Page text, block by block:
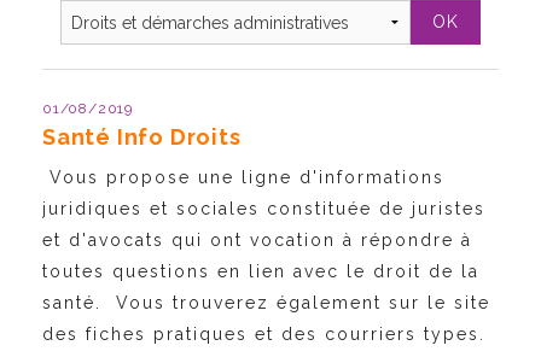
01/08/2019
Santé Info Droits
Vous propose une ligne d'informations
juridiques et sociales constituée de juristes
et d'avocats qui ont vocation à répondre à
toutes questions en lien avec le droit de la
santé. Vous trouverez également sur le site
des fiches pratiques et des courriers types.